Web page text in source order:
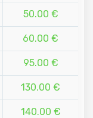
50.00 €
60.00 €
95.00 €
130.00 €
140.00 €